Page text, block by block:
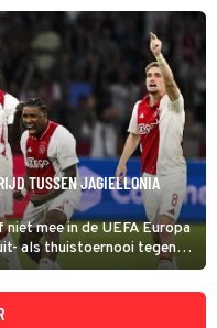
TUSSEN JAGIELLONIA
mee in de UEFA Europa
als thuistoernooi tegen